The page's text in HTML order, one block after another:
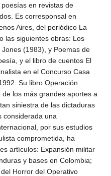
en revistas de
Es corresponsal en
Aires, del periódico La
las siguientes obras: Los
(1983), y Poemas de
y el libro de cuentos El
en el Concurso Casa
Su libro Operación
los más grandes aportes a
siniestra de las dictaduras
considerada una
por sus estudios
comprometida, ha
artículos: Expansión militar
y bases en Colombia;
Horror del Operativo